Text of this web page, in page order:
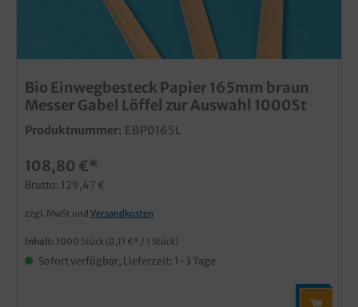
Bio Einwegbesteck Papier 165mm braun
Messer Gabel Löffel zur Auswahl 1000St
Produktnummer: EBP0165L
108,80 €*
Brutto: 129,47 €
zzgl. MwSt und Versandkosten
Inhalt: 1000 Stück (0,11 €* / 1 Stück)
Sofort verfügbar, Lieferzeit: 1-3 Tage